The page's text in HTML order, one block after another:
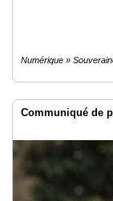
Numérique »
Communiqué de